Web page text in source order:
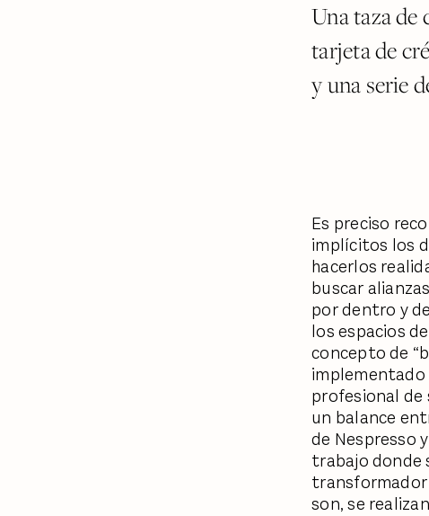
Una taza de
tarjeta de
y una serie
Es preciso
implícitos los
hacerlos
buscar
por dentro y
los espacios
concepto de
profesional de
un balance
de Nespresso
trabajo donde
transformador
son, se